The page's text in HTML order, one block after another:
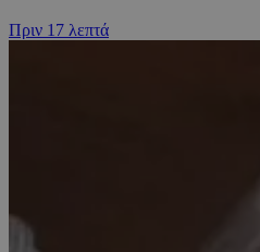
Πριν 17 λεπτά